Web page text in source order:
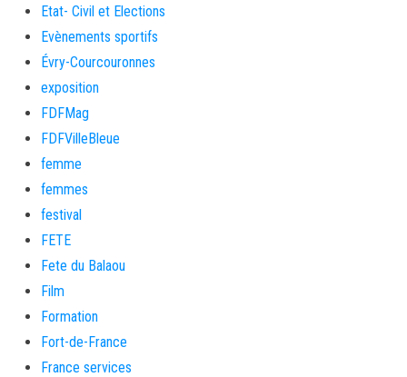
Etat- Civil et Elections
Evènements sportifs
Évry-Courcouronnes
exposition
FDFMag
FDFVilleBleue
femme
femmes
festival
FETE
Fete du Balaou
Film
Formation
Fort-de-France
France services